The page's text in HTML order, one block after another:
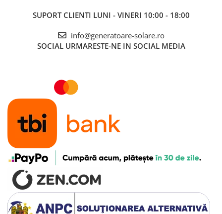
SUPORT CLIENTI LUNI - VINERI 10:00 - 18:00
info@generatoare-solare.ro
SOCIAL URMARESTE-NE IN SOCIAL MEDIA